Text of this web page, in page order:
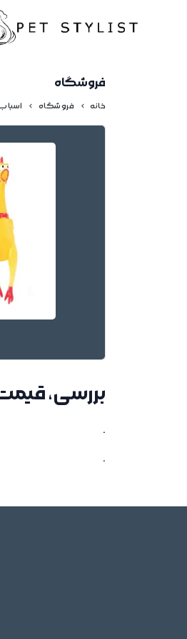
فروشگاه
خانه فروشگاه
بررسی، قیمت
.
.